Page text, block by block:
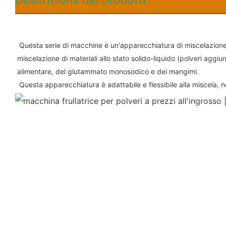
Questa serie di macchine è un'apparecchiatura di
miscelazione di materiali allo stato solido-liquido (polveri
alimentare, del glutammato monosodico e dei mangimi.
Questa apparecchiatura è adattabile e flessibile alla miscela,